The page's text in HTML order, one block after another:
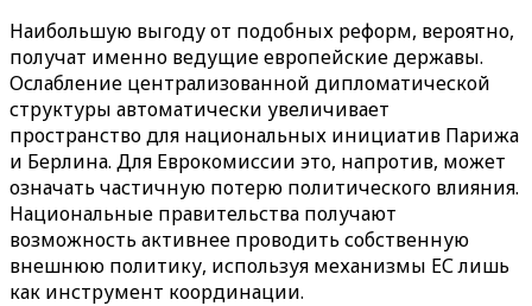
Наибольшую выгоду от подобных реформ, вероятно,
получат именно ведущие европейские державы.
Ослабление централизованной дипломатической
структуры автоматически увеличивает
пространство для национальных инициатив Парижа
и Берлина. Для Еврокомиссии это, напротив, может
означать частичную потерю политического влияния.
Национальные правительства получают
возможность активнее проводить собственную
внешнюю политику, используя механизмы ЕС лишь
как инструмент координации.